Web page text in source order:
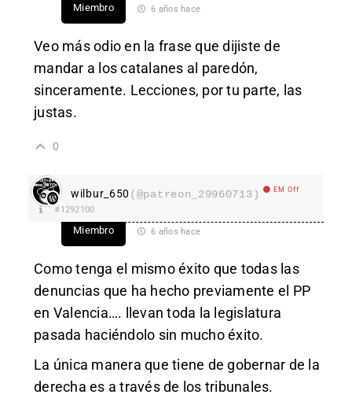
Miembro 6 años hace
Veo más odio en la frase que dijiste de
mandar a los catalanes al paredón,
sinceramente. Lecciones, por tu parte, las
justas.
0
wilbur_650 (@patreon_29960713) EM Off
#1292100
Miembro 6 años hace
Como tenga el mismo éxito que todas las
denuncias que ha hecho previamente el PP
en Valencia…. llevan toda la legislatura
pasada haciéndolo sin mucho éxito.
La única manera que tiene de gobernar de la
derecha es a través de los tribunales.